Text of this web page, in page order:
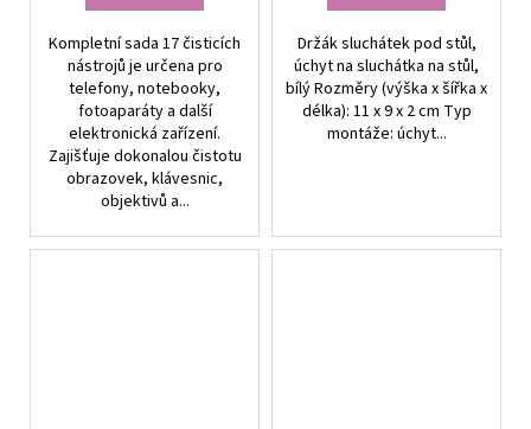
Kompletní sada 17 čisticích
nástrojů je určena pro
telefony, notebooky,
fotoaparáty a další
elektronická zařízení.
Zajišťuje dokonalou čistotu
obrazovek, klávesnic,
objektivů a...
Držák sluchátek pod stůl,
úchyt na sluchátka na stůl,
bílý Rozměry (výška x šířka x
délka): 11 x 9 x 2 cm Typ
montáže: úchyt...